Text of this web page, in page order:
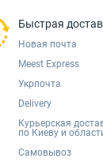
Быстрая
Новая почта
Meest Express
Укрпочта
Delivery
Курьерская
по Киеву и
Самовывоз